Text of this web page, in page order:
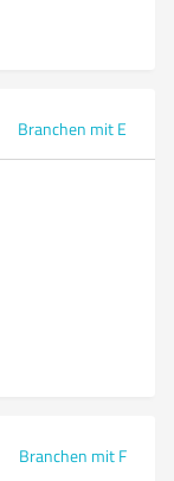
Branchen mit E
Branchen mit F